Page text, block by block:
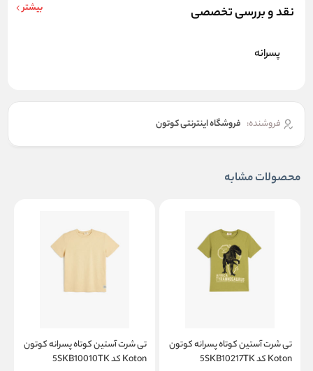
نقد و بررسی تخصصی بیشتر
پسرانه
فروشنده: فروشگاه اینترنتی کوتون
محصولات مشابه
تی شرت آستین کوتاه پسرانه کوتون
Koton کد 5SKB10217TK
تی شرت آستین کوتاه پسرانه کوتون
Koton کد 5SKB10010TK